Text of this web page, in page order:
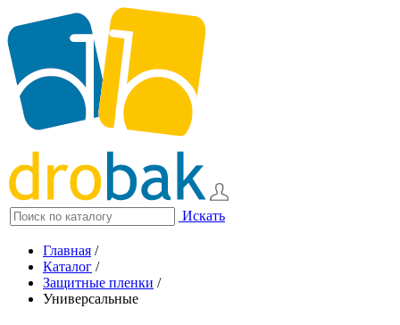
Искать
Главная /
Каталог /
Защитные пленки /
Универсальные